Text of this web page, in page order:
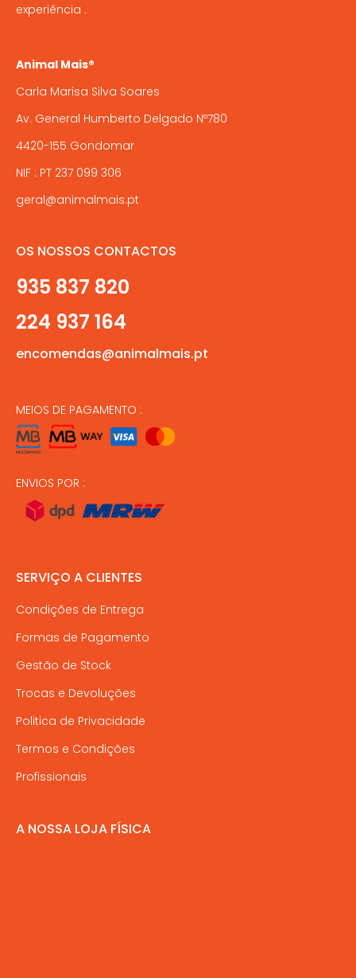
experiência .
Animal Mais®
Carla Marisa Silva Soares
Av. General Humberto Delgado Nº780
4420-155 Gondomar
NIF : PT 237 099 306
geral@animalmais.pt
OS NOSSOS CONTACTOS
935 837 820
224 937 164
encomendas@animalmais.pt
MEIOS DE PAGAMENTO :
ENVIOS POR :
SERVIÇO A CLIENTES
Condições de Entrega
Formas de Pagamento
Gestão de Stock
Trocas e Devoluções
Politica de Privacidade
Termos e Condições
Profissionais
A NOSSA LOJA FÍSICA